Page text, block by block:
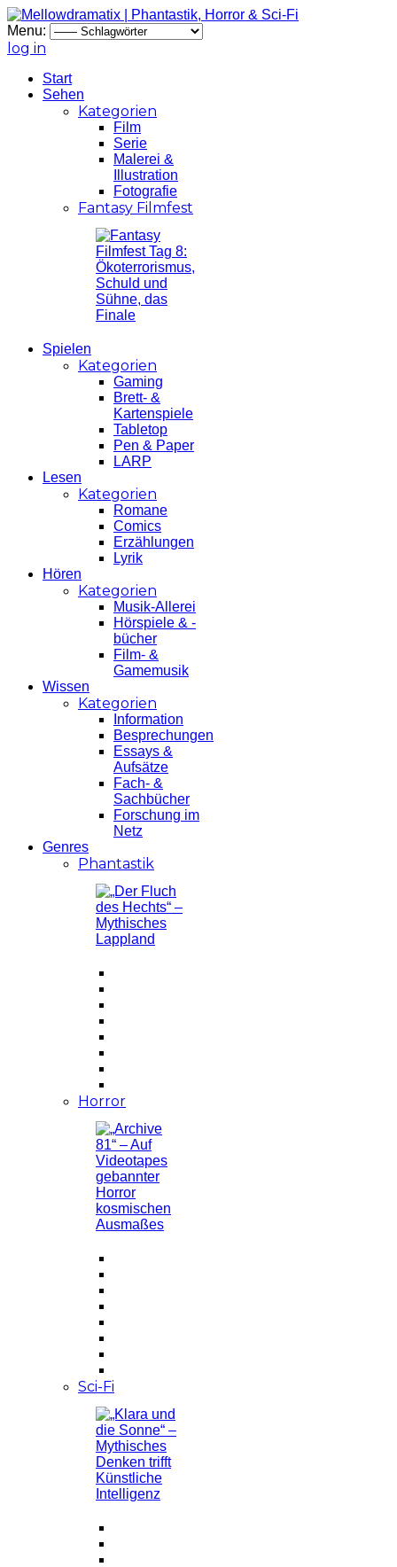
Menu:
log in
Start
Sehen
Kategorien
Film
Serie
Malerei &
Illustration
Fotografie
Fantasy Filmfest
Spielen
Kategorien
Gaming
Brett- &
Kartenspiele
Tabletop
Pen & Paper
LARP
Lesen
Kategorien
Romane
Comics
Erzählungen
Lyrik
Hören
Kategorien
Musik-Allerei
Hörspiele & -
bücher
Film- &
Gamemusik
Wissen
Kategorien
Information
Besprechungen
Essays &
Aufsätze
Fach- &
Sachbücher
Forschung im
Netz
Genres
Phantastik
Horror
Sci-Fi